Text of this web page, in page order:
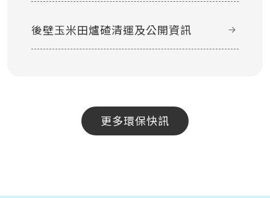
後壁玉米田爐碴清運及公開資訊
更多環保快訊